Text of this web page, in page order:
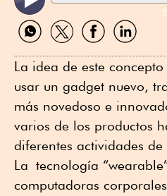
Compartir
por
Compartir
por
Compartir
por
Compartir
por
La idea de este
usar un gadget nuevo,
más novedoso e
varios de los productos
diferentes actividades
La tecnología
computadoras